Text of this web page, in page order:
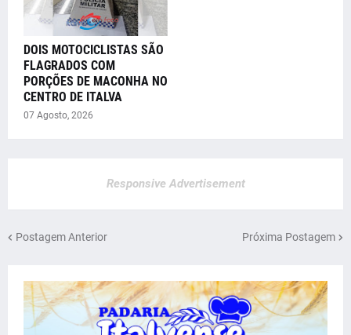
DOIS MOTOCICLISTAS SÃO
FLAGRADOS COM
PORÇÕES DE MACONHA NO
CENTRO DE ITALVA
07 Agosto, 2026
Responsive Advertisement
Postagem Anterior Próxima Postagem